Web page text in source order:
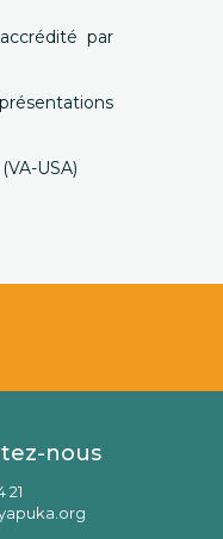
par
USA)
nous
21